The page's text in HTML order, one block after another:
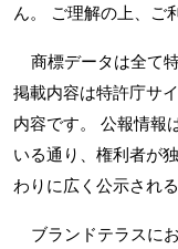
ん。 ご理解の上、ご
商標データは全て
掲載内容は特許庁サ
内容です。 公報情報
いる通り、権利者が
わりに広く公示され
ブランドテラスに